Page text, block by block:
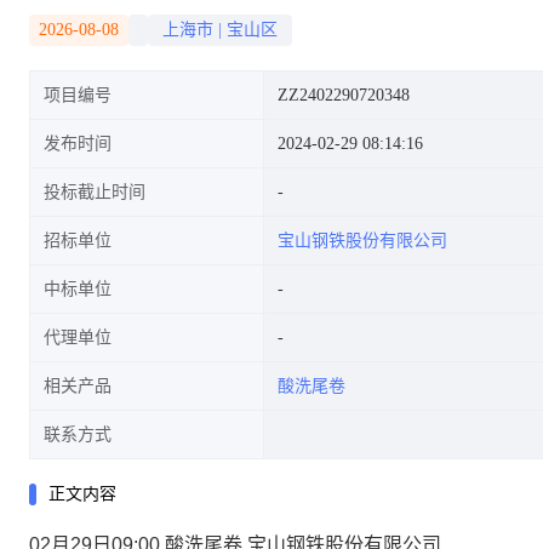
2026-08-08 上海市 宝山区
项目编号 ZZ2402290720348
发布时间 2024-02-29 08:14:16
投标截止时间
招标单位 宝山钢铁股份有限公司
中标单位
代理单位
相关产品 酸洗尾卷
联系方式
正文内容
02月29日09:00 酸洗尾卷 宝山钢铁股份有限公司